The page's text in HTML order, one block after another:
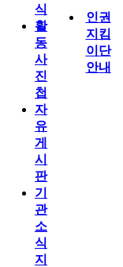
식
활
동
사
진
첩
자
유
게
시
판
기
관
소
식
지
인권
지킴
이단
안내